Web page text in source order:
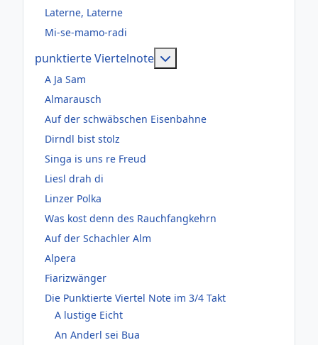
Laterne, Laterne
Mi-se-mamo-radi
punktierte Viertelnote
A Ja Sam
Almarausch
Auf der schwäbschen Eisenbahne
Dirndl bist stolz
Singa is uns re Freud
Liesl drah di
Linzer Polka
Was kost denn des Rauchfangkehrn
Auf der Schachler Alm
Alpera
Fiarizwänger
Die Punktierte Viertel Note im 3/4 Takt
A lustige Eicht
An Anderl sei Bua